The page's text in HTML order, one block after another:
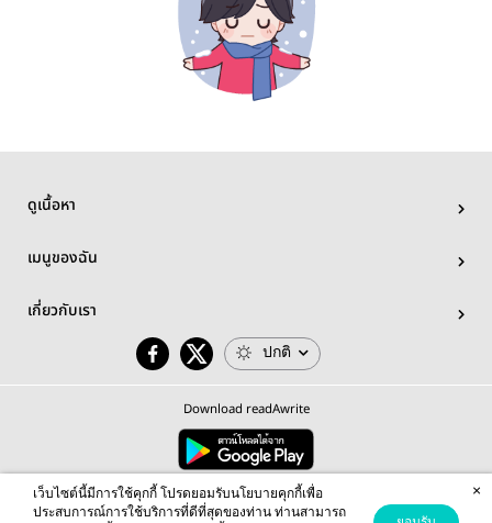
ดูเนื้อหา
เมนูของฉัน
เกี่ยวกับเรา
ปกติ
Download readAwrite
© 2026 readAwrite.com by MEB Corporation Public Company Limited
This site is protected by reCAPTCHA and the Google Privacy Policy Terms of Serviceapply.
เว็บไซต์นี้มีการใช้คุกกี้ โปรดยอมรับนโยบายคุกกี้เพื่อ
ประสบการณ์การใช้บริการที่ดีที่สุดของท่าน ท่านสามารถ
×